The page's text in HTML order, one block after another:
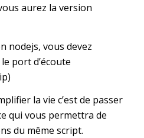
aurez la version
nodejs, vous devez
port d’écoute
la vie c’est de passer
qui vous permettra de
du même script.